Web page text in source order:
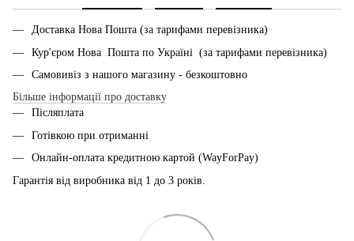
Доставка Нова Пошта (за тарифами перевізника)
Кур'єром Нова Пошта по Україні (за тарифами перевізника)
Самовивіз з нашого магазину - безкоштовно
Більше інформації про доставку
Післяплата
Готівкою при отриманні
Онлайн-оплата кредитною картой (WayForPay)
Гарантія від виробника від 1 до 3 років.